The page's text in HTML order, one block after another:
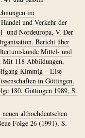
im
und Verkehr der
und Nordeuropa, V. Der
Bericht über
Mittel- und
Mit 118 Abbildungen,
Kimmig – Else
in Göttingen.
180, Göttingen 1989, S.
althochdeutschen
Folge 26 (1991), S.